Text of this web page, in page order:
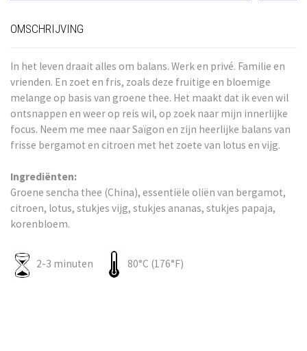
OMSCHRIJVING
In het leven draait alles om balans. Werk en privé. Familie en
vrienden. En zoet en fris, zoals deze fruitige en bloemige
melange op basis van groene thee. Het maakt dat ik even wil
ontsnappen en weer op reis wil, op zoek naar mijn innerlijke
focus. Neem me mee naar Saïgon en zijn heerlijke balans van
frisse bergamot en citroen met het zoete van lotus en vijg.
Ingrediënten:
Groene sencha thee (China), essentiële oliën van bergamot,
citroen, lotus, stukjes vijg, stukjes ananas, stukjes papaja,
korenbloem.
2-3 minuten 80°C (176°F)